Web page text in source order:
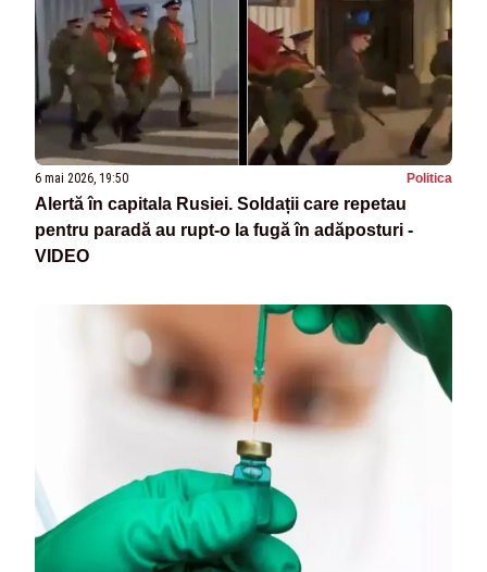
6 mai 2026, 19:50 Politica
Alertă în capitala Rusiei. Soldații care repetau
pentru paradă au rupt-o la fugă în adăposturi -
VIDEO